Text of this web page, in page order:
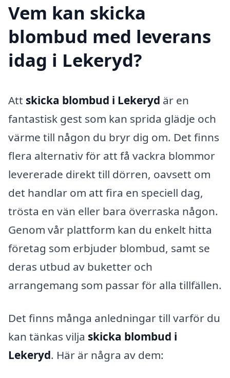
Vem kan skicka
blombud med leverans
idag i Lekeryd?
Att skicka blombud i Lekeryd är en
fantastisk gest som kan sprida glädje och
värme till någon du bryr dig om. Det finns
flera alternativ för att få vackra blommor
levererade direkt till dörren, oavsett om
det handlar om att fira en speciell dag,
trösta en vän eller bara överraska någon.
Genom vår plattform kan du enkelt hitta
företag som erbjuder blombud, samt se
deras utbud av buketter och
arrangemang som passar för alla tillfällen.
Det finns många anledningar till varför du
kan tänkas vilja skicka blombud i
Lekeryd. Här är några av dem: